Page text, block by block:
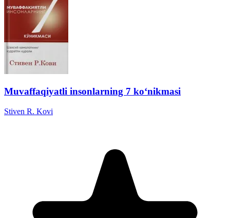
Muvaffaqiyatli insonlarning 7 ko‘nikmasi
Stiven R. Kovi